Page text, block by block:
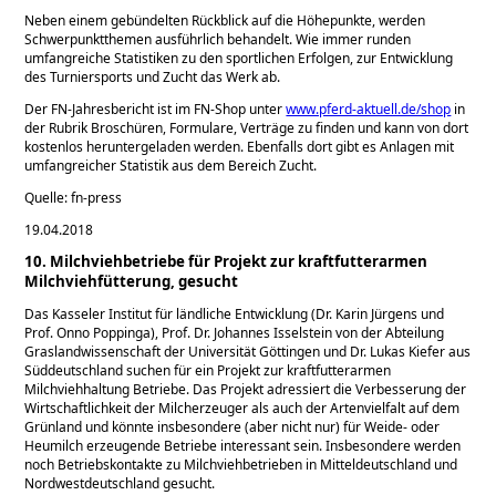
Neben einem gebündelten Rückblick auf die Höhepunkte, werden
Schwerpunktthemen ausführlich behandelt. Wie immer runden
umfangreiche Statistiken zu den sportlichen Erfolgen, zur Entwicklung
des Turniersports und Zucht das Werk ab.
Der FN-Jahresbericht ist im FN-Shop unterwww.pferd-aktuell.de/shop in
der Rubrik Broschüren, Formulare, Verträge zu finden und kann von dort
kostenlos heruntergeladen werden. Ebenfalls dort gibt es Anlagen mit
umfangreicher Statistik aus dem Bereich Zucht.
Quelle: fn-press
19.04.2018
10. Milchviehbetriebe für Projekt zur kraftfutterarmen
Milchviehfütterung, gesucht
Das Kasseler Institut für ländliche Entwicklung (Dr. Karin Jürgens und
Prof. Onno Poppinga), Prof. Dr. Johannes Isselstein von der Abteilung
Graslandwissenschaft der Universität Göttingen und Dr. Lukas Kiefer aus
Süddeutschland suchen für ein Projekt zur kraftfutterarmen
Milchviehhaltung Betriebe. Das Projekt adressiert die Verbesserung der
Wirtschaftlichkeit der Milcherzeuger als auch der Artenvielfalt auf dem
Grünland und könnte insbesondere (aber nicht nur) für Weide- oder
Heumilch erzeugende Betriebe interessant sein. Insbesondere werden
noch Betriebskontakte zu Milchviehbetrieben in Mitteldeutschland und
Nordwestdeutschland gesucht.